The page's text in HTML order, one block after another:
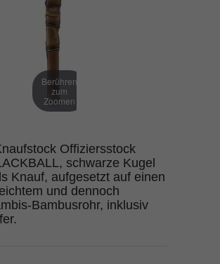
Berühren
zum
Zoomen
Offiziersstock
schwarze Kugel
Knauf, aufgesetzt auf einen
und dennoch
Bambusrohr, inklusiv